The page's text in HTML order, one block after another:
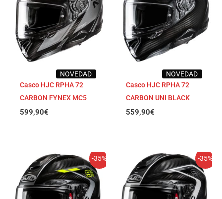
NOVEDAD
Casco HJC RPHA 72
CARBON FYNEX MC5
599,90€
NOVEDAD
Casco HJC RPHA 72
CARBON UNI BLACK
559,90€
-35%
El
precio
original
era:
779,90€.
El
precio
actual
es:
506,94€.
-35%
El
precio
original
era:
779,90€.
El
precio
actual
es:
506,94€.